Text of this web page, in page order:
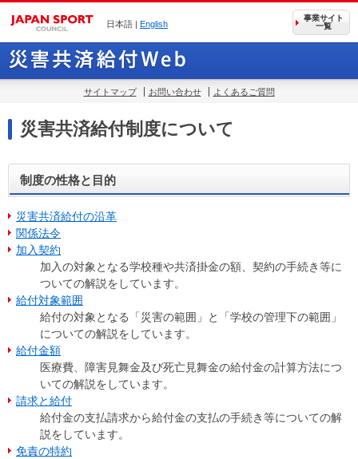
日本語 | English
事業サイト
一覧
サイトマップ お問い合わせ よくあるご質問
災害共済給付制度について
制度の性格と目的
災害共済給付の沿革
関係法令
加入契約
加入の対象となる学校種や共済掛金の額、契約の手続き等に
ついての解説をしています。
給付対象範囲
給付の対象となる「災害の範囲」と「学校の管理下の範囲」
についての解説をしています。
給付金額
医療費、障害見舞金及び死亡見舞金の給付金の計算方法につ
いての解説をしています。
請求と給付
給付金の支払請求から給付金の支払の手続き等についての解
説をしています。
免責の特約